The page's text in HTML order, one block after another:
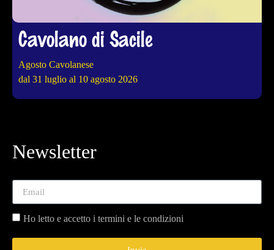
Cavolano di Sacile
Agosto Cavolanese
dal 31 luglio al 10 agosto 2026
Newsletter
Ho letto e accetto i termini e le condizioni